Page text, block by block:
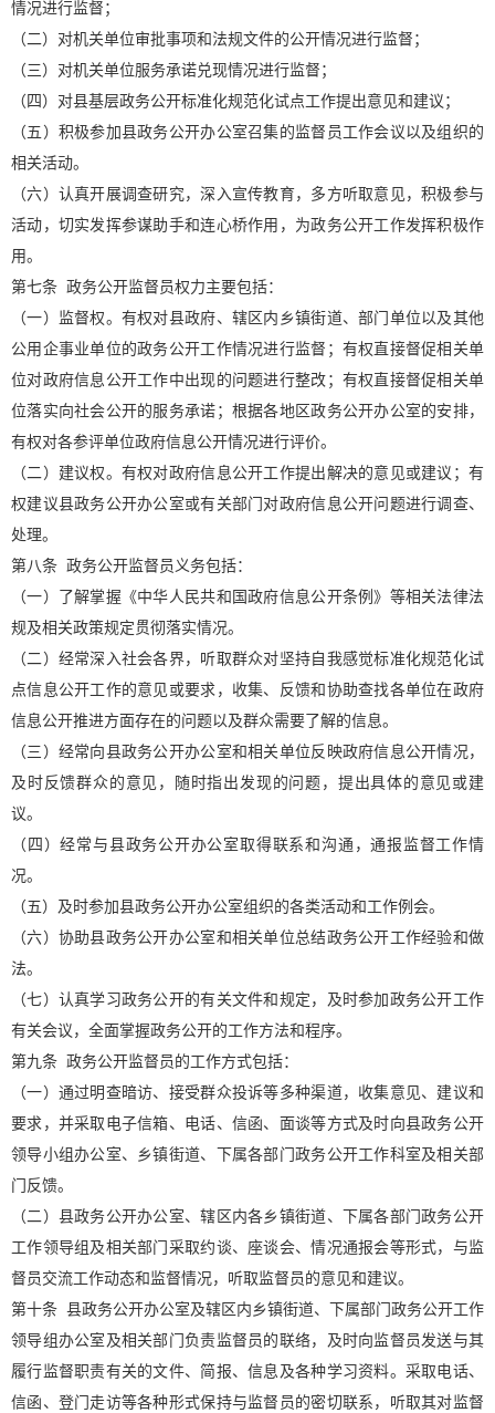
情况进行监督；
（二）对机关单位审批事项和法规文件的公开情况进行监督；
（三）对机关单位服务承诺兑现情况进行监督；
（四）对县基层政务公开标准化规范化试点工作提出意见和建议；
（五）积极参加县政务公开办公室召集的监督员工作会议以及组织的
相关活动。
（六）认真开展调查研究，深入宣传教育，多方听取意见，积极参与
活动，切实发挥参谋助手和连心桥作用，为政务公开工作发挥积极作
用。
第七条 政务公开监督员权力主要包括：
（一）监督权。有权对县政府、辖区内乡镇街道、部门单位以及其他
公用企事业单位的政务公开工作情况进行监督；有权直接督促相关单
位对政府信息公开工作中出现的问题进行整改；有权直接督促相关单
位落实向社会公开的服务承诺；根据各地区政务公开办公室的安排，
有权对各参评单位政府信息公开情况进行评价。
（二）建议权。有权对政府信息公开工作提出解决的意见或建议；有
权建议县政务公开办公室或有关部门对政府信息公开问题进行调查、
处理。
第八条 政务公开监督员义务包括：
（一）了解掌握《中华人民共和国政府信息公开条例》等相关法律法
规及相关政策规定贯彻落实情况。
（二）经常深入社会各界，听取群众对坚持自我感觉标准化规范化试
点信息公开工作的意见或要求，收集、反馈和协助查找各单位在政府
信息公开推进方面存在的问题以及群众需要了解的信息。
（三）经常向县政务公开办公室和相关单位反映政府信息公开情况，
及时反馈群众的意见，随时指出发现的问题，提出具体的意见或建
议。
（四）经常与县政务公开办公室取得联系和沟通，通报监督工作情
况。
（五）及时参加县政务公开办公室组织的各类活动和工作例会。
（六）协助县政务公开办公室和相关单位总结政务公开工作经验和做
法。
（七）认真学习政务公开的有关文件和规定，及时参加政务公开工作
有关会议，全面掌握政务公开的工作方法和程序。
第九条 政务公开监督员的工作方式包括：
（一）通过明查暗访、接受群众投诉等多种渠道，收集意见、建议和
要求，并采取电子信箱、电话、信函、面谈等方式及时向县政务公开
领导小组办公室、乡镇街道、下属各部门政务公开工作科室及相关部
门反馈。
（二）县政务公开办公室、辖区内各乡镇街道、下属各部门政务公开
工作领导组及相关部门采取约谈、座谈会、情况通报会等形式，与监
督员交流工作动态和监督情况，听取监督员的意见和建议。
第十条 县政务公开办公室及辖区内乡镇街道、下属部门政务公开工作
领导组办公室及相关部门负责监督员的联络，及时向监督员发送与其
履行监督职责有关的文件、简报、信息及各种学习资料。采取电话、
信函、登门走访等各种形式保持与监督员的密切联系，听取其对监督